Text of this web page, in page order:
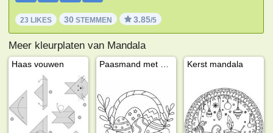
23 LIKES 30 STEMMEN 3.85/5
Meer kleurplaten van Mandala
Haas vouwen Kerst mandala